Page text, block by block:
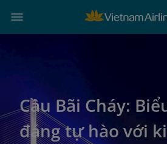
Cầu Bãi Cháy:
đáng tự hào với